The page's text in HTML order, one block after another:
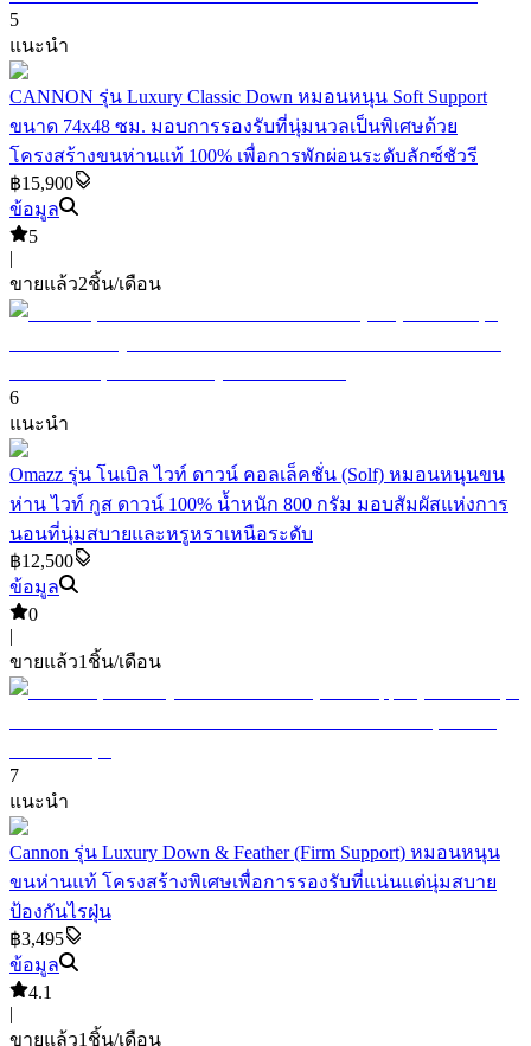
5
แนะนำ
CANNON รุ่น Luxury Classic Down หมอนหนุน Soft Support
ขนาด 74x48 ซม. มอบการรองรับที่นุ่มนวลเป็นพิเศษด้วย
โครงสร้างขนห่านแท้ 100% เพื่อการพักผ่อนระดับลักซ์ชัวรี
฿15,900
ข้อมูล
5
|
ขายแล้ว2ชิ้น/เดือน
6
แนะนำ
Omazz รุ่น โนเบิล ไวท์ ดาวน์ คอลเล็คชั่น (Solf) หมอนหนุนขน
ห่าน ไวท์ กูส ดาวน์ 100% น้ำหนัก 800 กรัม มอบสัมผัสแห่งการ
นอนที่นุ่มสบายและหรูหราเหนือระดับ
฿12,500
ข้อมูล
0
|
ขายแล้ว1 ชิ้น/เดือน
7
แนะนำ
Cannon รุ่น Luxury Down & Feather (Firm Support) หมอนหนุน
ขนห่านแท้ โครงสร้างพิเศษเพื่อการรองรับที่แน่นแต่นุ่มสบาย
ป้องกันไรฝุ่น
฿3,495
ข้อมูล
4.1
|
ขายแล้ว1 ชิ้น/เดือน